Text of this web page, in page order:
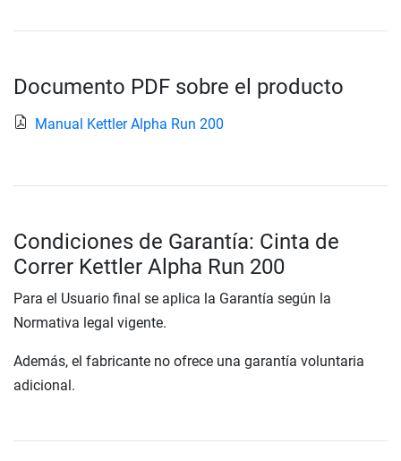
Documento PDF sobre el producto
Manual Kettler Alpha Run 200
Condiciones de Garantía: Cinta de
Correr Kettler Alpha Run 200
Para el Usuario final se aplica la Garantía según la
Normativa legal vigente.
Además, el fabricante no ofrece una garantía voluntaria
adicional.